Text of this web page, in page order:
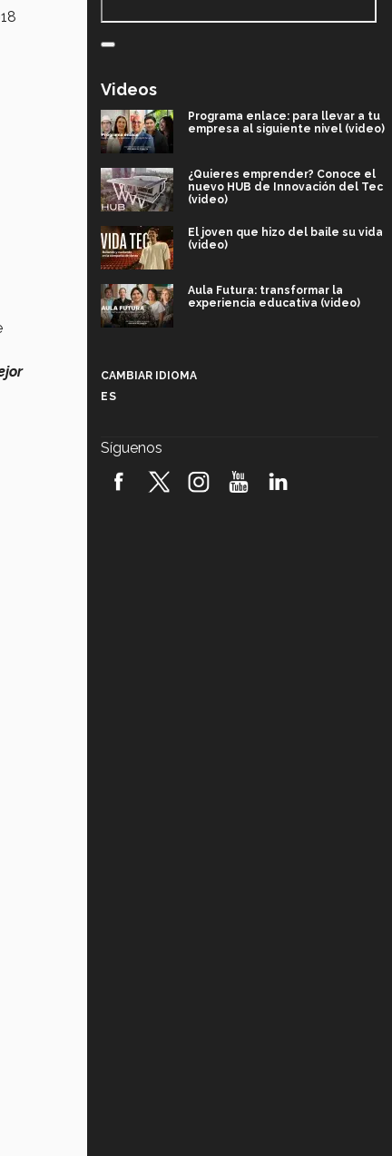
Videos
Programa enlace: para llevar a tu
empresa al siguiente nivel (video)
¿Quieres emprender? Conoce el
nuevo HUB de Innovación del Tec
(video)
El joven que hizo del baile su vida
(video)
Aula Futura: transformar la
experiencia educativa (video)
robótica FIRST 2026! (video)
CAMBIAR IDIOMA
ES
Síguenos